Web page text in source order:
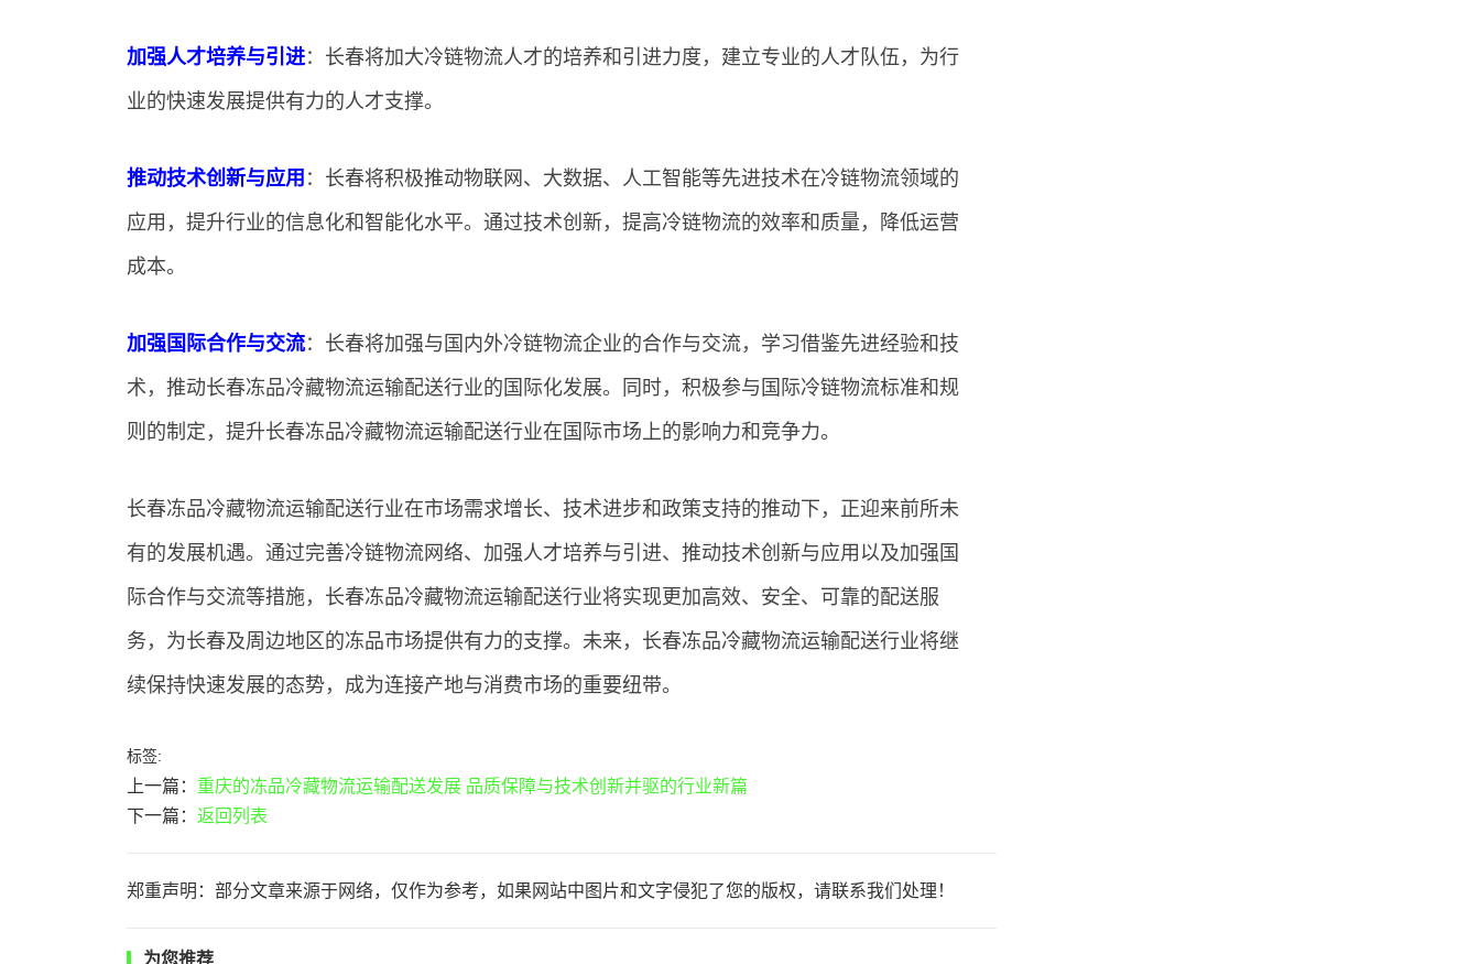
加强人才培养与引进：长春将加大冷链物流人才的培养和引进力度，建立专业的人才队伍，为行
业的快速发展提供有力的人才支撑。
推动技术创新与应用 ：长春将积极推动物联网、大数据、人工智能等先进技术在冷链物流领域的
应用，提升行业的信息化和智能化水平。通过技术创新，提高冷链物流的效率和质量，降低运营
成本。
加强国际合作与交流：长春将加强与国内外冷链物流企业的合作与交流，学习借鉴先进经验和技
术，推动长春冻品冷藏物流运输配送行业的国际化发展。同时，积极参与国际冷链物流标准和规
则的制定，提升长春冻品冷藏物流运输配送行业在国际市场上的影响力和竞争力。
长春冻品冷藏物流运输配送行业在市场需求增长、技术进步和政策支持的推动下，正迎来前所未
有的发展机遇。通过完善冷链物流网络、加强人才培养与引进、推动技术创新与应用以及加强国
际合作与交流等措施，长春冻品冷藏物流运输配送行业将实现更加高效、安全、可靠的配送服
务，为长春及周边地区的冻品市场提供有力的支撑。未来，长春冻品冷藏物流运输配送行业将继
续保持快速发展的态势，成为连接产地与消费市场的重要纽带。
标签:
上一篇： 重庆的冻品冷藏物流运输配送发展 品质保障与技术创新并驱的行业新篇
下一篇： 返回列表
郑重声明：部分文章来源于网络，仅作为参考，如果网站中图片和文字侵犯了您的版权，请联系我们处理！
为您推荐